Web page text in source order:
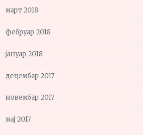
март 2018
фебруар 2018
јануар 2018
децембар 2017
новембар 2017
мај 2017